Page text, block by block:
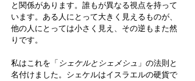
と関係があります。誰もが異なる視点を持って
います。ある人にとって大きく見えるものが、
他の人にとっては小さく見え、その逆もまた然
りです。
私はこれを「 シェケルとシェメシュ 」の法則と
名付けました。シェケルはイスラエルの硬貨で